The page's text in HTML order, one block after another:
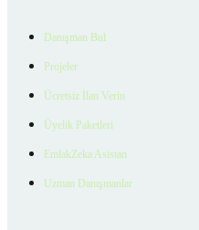
Danışman Bul
Projeler
Ücretsiz İlan Verin
Üyelik Paketleri
EmlakZeka Asistan
Uzman Danışmanlar